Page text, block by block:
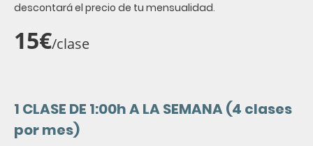
descontará el precio de tu mensualidad.
15€/clase
1 CLASE DE 1:00h A LA SEMANA (4 clases
por mes)